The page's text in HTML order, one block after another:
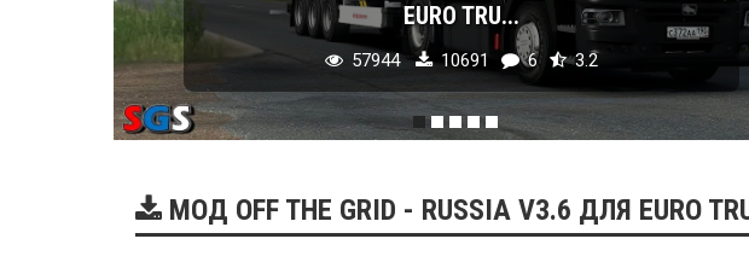
EURO TRU...
57944 10691 6 3.2
МОД OFF THE GRID - RUSSIA V3.6 ДЛЯ EURO